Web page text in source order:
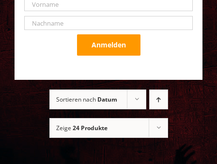
Anmelden
Sortieren nach Datum
Zeige 24 Produkte